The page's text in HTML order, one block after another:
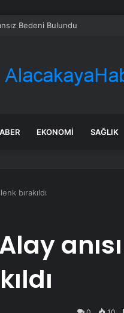
Bedeni Bulundu
EKONOMI SAĞLIK
bırakıldı